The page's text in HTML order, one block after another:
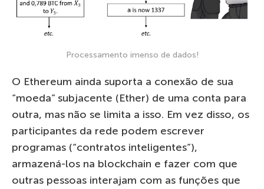
Processamento imenso de dados!
O Ethereum ainda suporta a conexão de sua
“moeda” subjacente (Ether) de uma conta para
outra, mas não se limita a isso. Em vez disso, os
participantes da rede podem escrever
programas (“contratos inteligentes”),
armazená-los na blockchain e fazer com que
outras pessoas interajam com as funções que